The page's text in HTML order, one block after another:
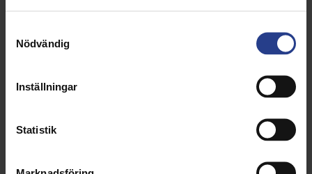
Nödvändig
Inställningar
Statistik
seminarium med panel bland annat från
arrangerade också som en del av Facken i välfärden
ett seminarium för att lyfta behovet av fler
ska klaras. Intresset för unga att utbilda sig inom